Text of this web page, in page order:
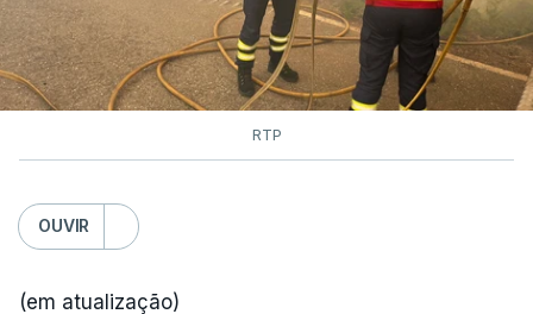
RTP
OUVIR
(em atualização)